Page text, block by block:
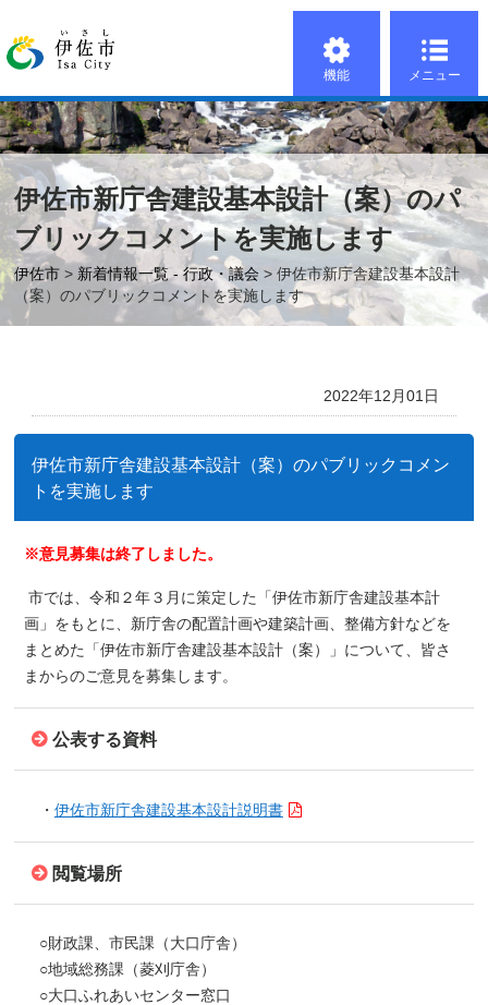
機能 メニュー
伊佐市新庁舎建設基本設計（案）のパ
ブリックコメントを実施します
伊佐市 > 新着情報一覧 - 行政・議会 > 伊佐市新庁舎建設基本設計
（案）のパブリックコメントを実施します
2022年12月01日
伊佐市新庁舎建設基本設計（案）のパブリックコメン
トを実施します
※意見募集は終了しました。
市では、令和２年３月に策定した「伊佐市新庁舎建設基本計
画」をもとに、新庁舎の配置計画や建築計画、整備方針などを
まとめた「伊佐市新庁舎建設基本設計（案）」について、皆さ
まからのご意見を募集します。
公表する資料
・ 伊佐市新庁舎建設基本設計説明書
閲覧場所
○財政課、市民課（大口庁舎）
○地域総務課（菱刈庁舎）
○大口ふれあいセンター窓口